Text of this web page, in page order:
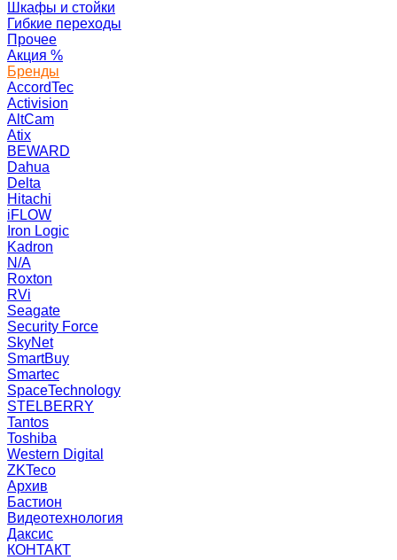
Шкафы и стойки
Гибкие переходы
Прочее
Акция %
Бренды
AccordTec
Activision
AltCam
Atix
BEWARD
Dahua
Delta
Hitachi
iFLOW
Iron Logic
Kadron
N/A
Roxton
RVi
Seagate
Security Force
SkyNet
SmartBuy
Smartec
SpaceTechnology
STELBERRY
Tantos
Toshiba
Western Digital
ZKTeco
Архив
Бастион
Видеотехнология
Даксис
КОНТАКТ